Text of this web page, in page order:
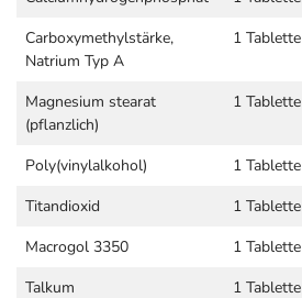
Carboxymethylstärke,
Natrium Typ A
1 Tablette
Magnesium stearat
(pflanzlich)
1 Tablette
Poly(vinylalkohol) 1 Tablette
Titandioxid
1 Tablette
Macrogol 3350
1 Tablette
Talkum
1 Tablette